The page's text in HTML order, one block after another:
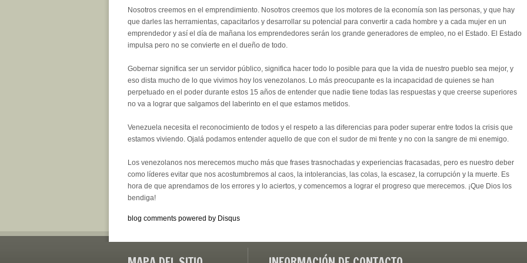
Nosotros creemos en el emprendimiento. Nosotros creemos que los motores de la economía son las personas, y que hay
que darles las herramientas, capacitarlos y desarrollar su potencial para convertir a cada hombre y a cada mujer en un
emprendedor y así el día de mañana los emprendedores serán los grande generadores de empleo, no el Estado. El Estado
impulsa pero no se convierte en el dueño de todo.
Gobernar significa ser un servidor público, significa hacer todo lo posible para que la vida de nuestro pueblo sea mejor, y
eso dista mucho de lo que vivimos hoy los venezolanos. Lo más preocupante es la incapacidad de quienes se han
perpetuado en el poder durante estos 15 años de entender que nadie tiene todas las respuestas y que creerse superiores
no va a lograr que salgamos del laberinto en el que estamos metidos.
Venezuela necesita el reconocimiento de todos y el respeto a las diferencias para poder superar entre todos la crisis que
estamos viviendo. Ojalá podamos entender aquello de que con el sudor de mi frente y no con la sangre de mi enemigo.
Los venezolanos nos merecemos mucho más que frases trasnochadas y experiencias fracasadas, pero es nuestro deber
como líderes evitar que nos acostumbremos al caos, la intolerancias, las colas, la escasez, la corrupción y la muerte. Es
hora de que aprendamos de los errores y lo aciertos, y comencemos a lograr el progreso que merecemos. ¡Que Dios los
bendiga!
blog comments powered by Disqus